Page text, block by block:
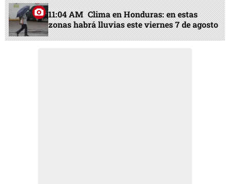
11:04 AM Clima en Honduras: en estas
zonas habrá lluvias este viernes 7 de agosto